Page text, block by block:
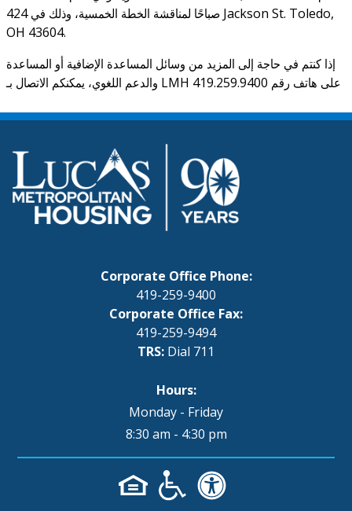
صباحًا لمناقشة الخطة الخمسية، وذلك في 424 Jackson St. Toledo,
OH 43604.
إذا كنتم في حاجة إلى المزيد من وسائل المساعدة الإضافية أو المساعدة
والدعم اللغوي، يمكنكم الاتصال بـ LMH على هاتف رقم 419.259.9400
Corporate Office Phone:
419-259-9400
Corporate Office Fax:
419-259-9494
TRS: Dial 711
Hours:
Monday - Friday
8:30 am - 4:30 pm